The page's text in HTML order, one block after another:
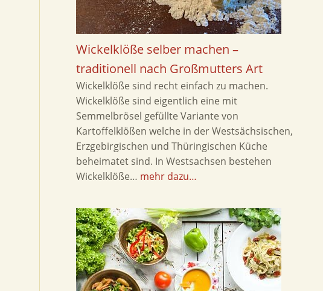
Wickelklöße selber machen –
traditionell nach Großmutters Art
Wickelklöße sind recht einfach zu machen.
Wickelklöße sind eigentlich eine mit
Semmelbrösel gefüllte Variante von
Kartoffelklößen welche in der Westsächsischen,
Erzgebirgischen und Thüringischen Küche
beheimatet sind. In Westsachsen bestehen
Wickelklöße… mehr dazu…